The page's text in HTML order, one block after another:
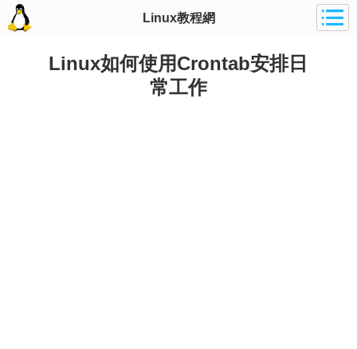
Linux教程網
Linux如何使用Crontab安排日
常工作